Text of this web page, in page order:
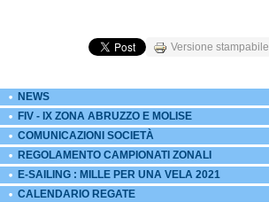
Versione stampabile
NEWS
FIV - IX ZONA ABRUZZO E MOLISE
COMUNICAZIONI SOCIETÀ
REGOLAMENTO CAMPIONATI ZONALI
E-SAILING : MILLE PER UNA VELA 2021
CALENDARIO REGATE